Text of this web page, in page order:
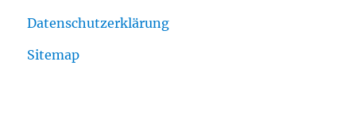
Datenschutzerklärung
Sitemap